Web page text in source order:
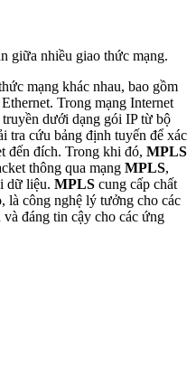
giữa nhiều giao thức mạng.
mạng khác nhau, bao gồm
Trong mạng Internet
dưới dạng gói IP từ bộ
tra cứu bảng định tuyến để xác
đến đích. Trong khi đó, MPLS
thông qua mạng MPLS,
dữ liệu. MPLS cung cấp chất
là công nghệ lý tưởng cho các
đáng tin cậy cho các ứng